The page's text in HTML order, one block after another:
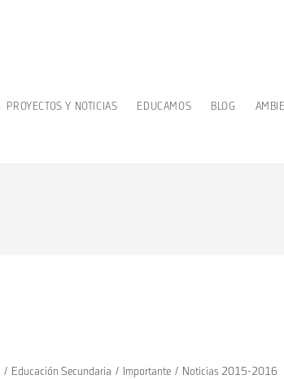
PROYECTOS Y NOTICIAS EDUCAMOS BLOG
/ Educación Secundaria / Importante / Noticias 2015-2016